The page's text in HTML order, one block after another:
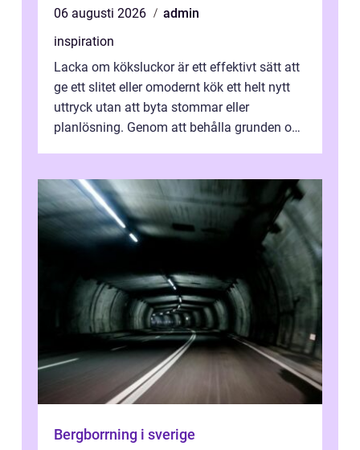
06 augusti 2026
admin
inspiration
Lacka om köksluckor är ett effektivt sätt att
ge ett slitet eller omodernt kök ett helt nytt
uttryck utan att byta stommar eller
planlösning. Genom att behålla grunden och
Bergborrning i sverige